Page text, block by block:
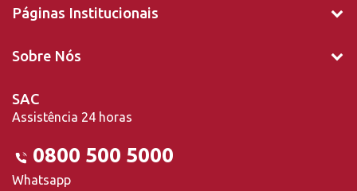
Páginas Institucionais
Sobre Nós
SAC
Assistência 24 horas
0800 500 5000
Whatsapp